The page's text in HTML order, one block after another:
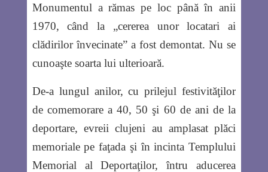
Monumentul a rămas pe loc până în anii
1970, când la „cererea unor locatari ai
clădirilor învecinate” a fost demontat. Nu se
cunoaşte soarta lui ulterioară.
De-a lungul anilor, cu prilejul festivităţilor
de comemorare a 40, 50 şi 60 de ani de la
deportare, evreii clujeni au amplasat plăci
memoriale pe faţada şi în incinta Templului
Memorial al Deportaţilor, întru aducerea